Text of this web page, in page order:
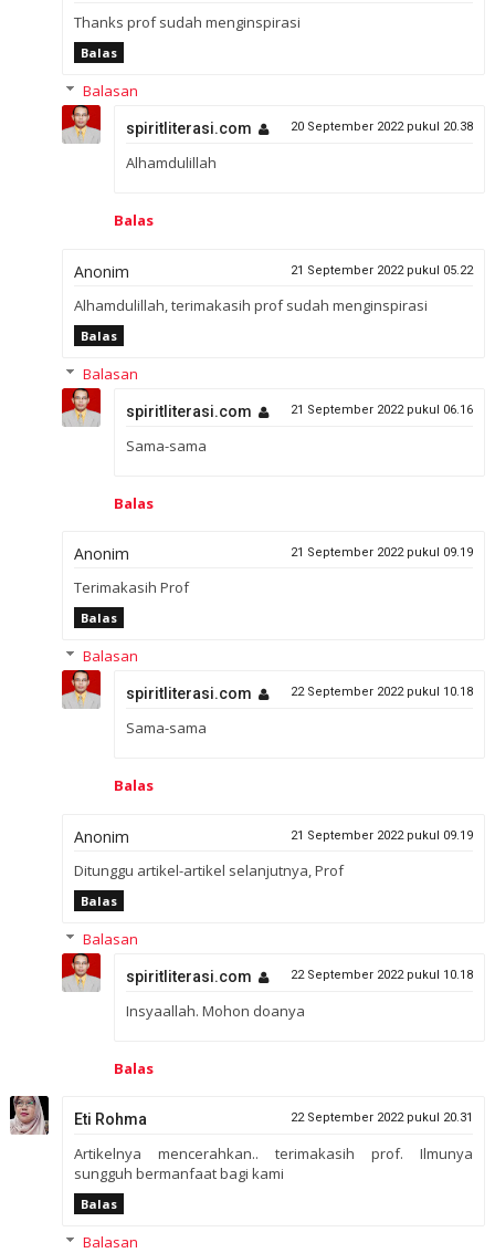
Thanks prof sudah menginspirasi
Balas
Balasan
spiritliterasi.com 20 September 2022 pukul 20.38
Alhamdulillah
Balas
Anonim 21 September 2022 pukul 05.22
Alhamdulillah, terimakasih prof sudah menginspirasi
Balas
Balasan
spiritliterasi.com 21 September 2022 pukul 06.16
Sama-sama
Balas
Anonim 21 September 2022 pukul 09.19
Terimakasih Prof
Balas
Balasan
spiritliterasi.com 22 September 2022 pukul 10.18
Sama-sama
Balas
Anonim 21 September 2022 pukul 09.19
Ditunggu artikel-artikel selanjutnya, Prof
Balas
Balasan
spiritliterasi.com 22 September 2022 pukul 10.18
Insyaallah. Mohon doanya
Balas
Eti Rohma 22 September 2022 pukul 20.31
Artikelnya mencerahkan.. terimakasih prof. Ilmunya
sungguh bermanfaat bagi kami
Balas
Balasan